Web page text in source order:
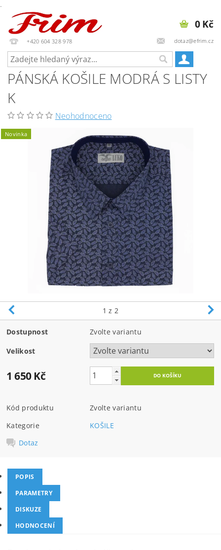
.
+420 604 328 978 dotaz@efrim.cz
0 Kč
PÁNSKÁ KOŠILE MODRÁ S LISTY
K
Neohodnoceno
Novinka
1 z 2
Dostupnost Zvolte variantu
Velikost
1 650 Kč
Kód produktu
Zvolte variantu
Kategorie
KOŠILE
Dotaz
POPIS
PARAMETRY
DISKUZE
HODNOCENÍ